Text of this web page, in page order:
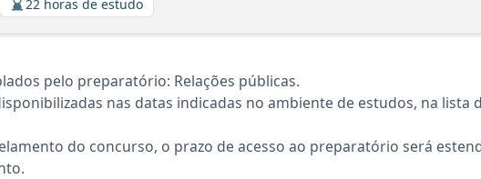
22 horas de estudo
pelo preparatório: Relações públicas.
nas datas indicadas no ambiente de estudos, na lista
do concurso, o prazo de acesso ao preparatório será